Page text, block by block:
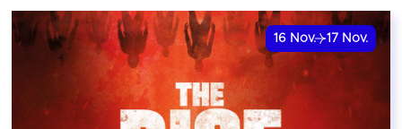
16 Nov. 17 Nov.